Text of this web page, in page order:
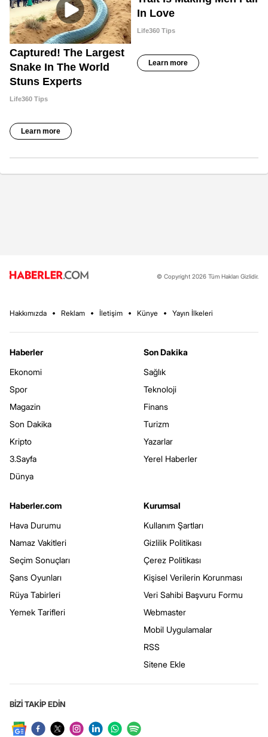
© Copyright 2026 Tüm Hakları Gizlidir.
Hakkımızda Reklam İletişim Künye Yayın İlkeleri
Haberler
Ekonomi
Spor
Magazin
Son Dakika
Kripto
3.Sayfa
Dünya
Son Dakika
Sağlık
Teknoloji
Finans
Turizm
Yazarlar
Yerel Haberler
Haberler.com
Hava Durumu
Namaz Vakitleri
Seçim Sonuçları
Şans Oyunları
Rüya Tabirleri
Yemek Tarifleri
Kurumsal
Kullanım Şartları
Gizlilik Politikası
Çerez Politikası
Kişisel Verilerin Korunması
Veri Sahibi Başvuru Formu
Webmaster
Mobil Uygulamalar
RSS
Sitene Ekle
BİZİ TAKİP EDİN